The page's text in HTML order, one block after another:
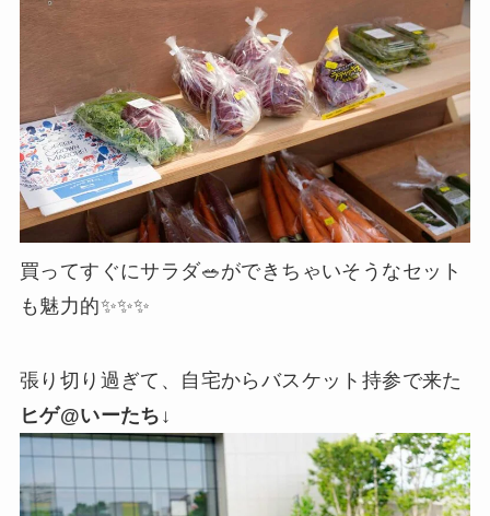
買ってすぐにサラダ🥗ができちゃいそうなセット
も魅力的✨✨✨
張り切り過ぎて、自宅からバスケット持参で来た
ヒゲ@いーたち ↓